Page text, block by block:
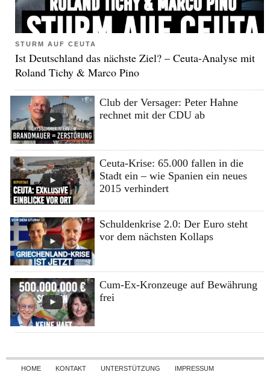
STURM AUF CEUTA
Ist Deutschland das nächste Ziel? – Ceuta-Analyse mit
Roland Tichy & Marco Pino
Club der Versager: Peter Hahne
rechnet mit der CDU ab
Ceuta-Krise: 65.000 fallen in die
Stadt ein – wie Spanien ein neues
2015 verhindert
Schuldenkrise 2.0: Der Euro steht
vor dem nächsten Kollaps
Cum-Ex-Kronzeuge auf Bewährung
frei
Skip to content
HOME KONTAKT UNTERSTÜTZUNG
IMPRESSUM